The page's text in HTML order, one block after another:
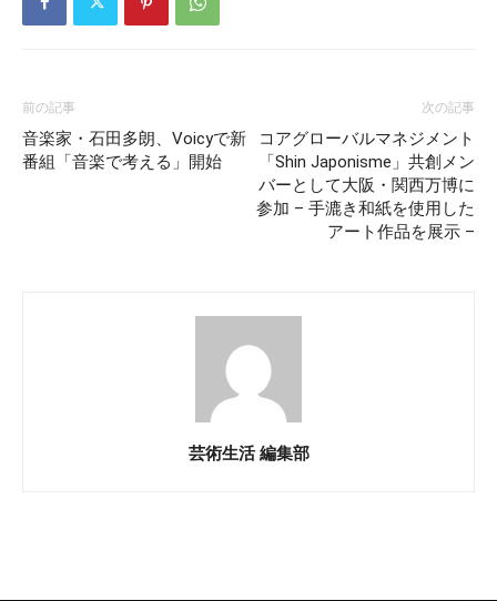
前の記事
音楽家・石田多朗、Voicyで新
番組「音楽で考える」開始
次の記事
コアグローバルマネジメント
「Shin Japonisme」共創メン
バーとして大阪・関西万博に
参加 – 手漉き和紙を使用した
アート作品を展示 –
芸術生活 編集部